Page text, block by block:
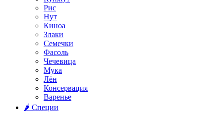
Рис
Нут
Киноа
Злаки
Семечки
Фасоль
Чечевица
Мука
Лён
Консервация
Варенье
🌶️ Специи